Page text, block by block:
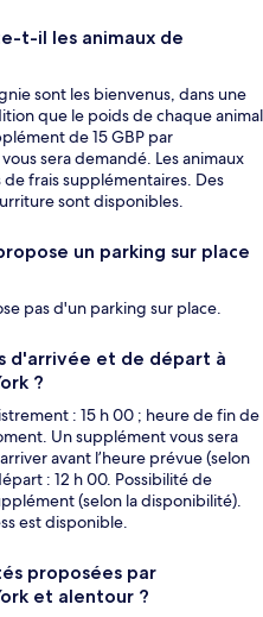
t-il les animaux de
sont les bienvenus, dans une
que le poids de chaque animal
de 15 GBP par
sera demandé. Les animaux
frais supplémentaires. Des
sont disponibles.
un parking sur place
pas d'un parking sur place.
d'arrivée et de départ à
?
: 15 h 00 ; heure de fin de
Un supplément vous sera
avant l’heure prévue (selon
: 12 h 00. Possibilité de
(selon la disponibilité).
est disponible.
proposées par
et alentour ?